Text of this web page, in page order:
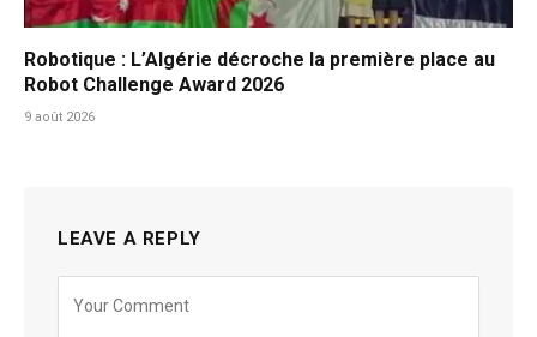
Robotique : L’Algérie décroche la première place au
Robot Challenge Award 2026
9 août 2026
LEAVE A REPLY